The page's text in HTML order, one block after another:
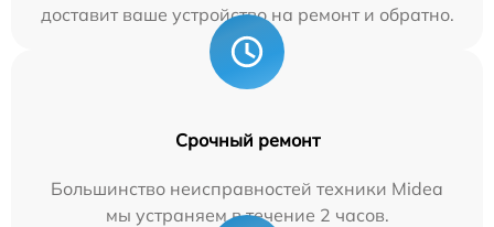
доставит ваше устройство на ремонт и обратно.
Срочный ремонт
Большинство неисправностей техники Midea
мы устраняем в течение 2 часов.